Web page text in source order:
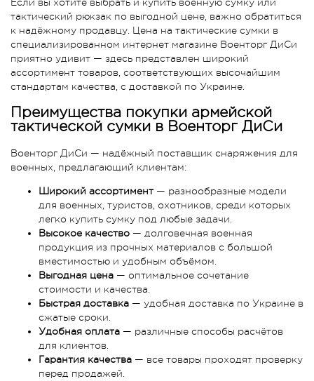
тактический рюкзак по выгодной цене, важно обратиться
к надёжному продавцу. Цена на тактические сумки в
специализированном интернет магазине Военторг ДиСи
приятно удивит — здесь представлен широкий
ассортимент товаров, соответствующих высочайшим
стандартам качества, с доставкой по Украине.
Преимущества покупки армейской
тактической сумки в Военторг ДиСи
Военторг ДиСи — надёжный поставщик снаряжения для
военных, предлагающий клиентам:
Широкий ассортимент — разнообразные модели
для военных, туристов, охотников, среди которых
легко купить сумку под любые задачи.
Высокое качество — долговечная военная
продукция из прочных материалов с большой
вместимостью и удобным объёмом.
Выгодная цена — оптимальное сочетание
стоимости и качества.
Быстрая доставка — удобная доставка по Украине в
сжатые сроки.
Удобная оплата — различные способы расчётов
для клиентов.
Гарантия качества — все товары проходят проверку
перед продажей.